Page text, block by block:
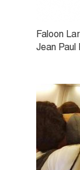
Faloon
Jean Paul